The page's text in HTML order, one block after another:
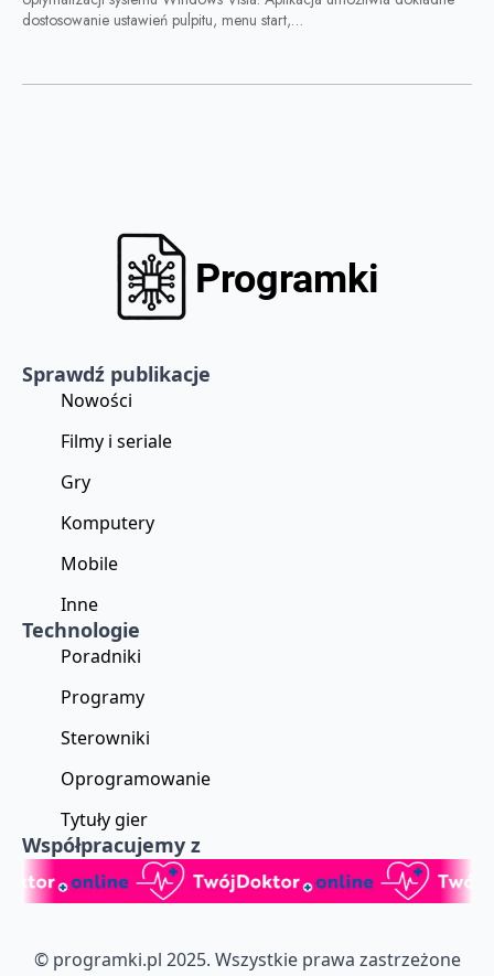
dostosowanie ustawień pulpitu, menu start,…
Sprawdź publikacje
Nowości
Filmy i seriale
Gry
Komputery
Mobile
Inne
Technologie
Poradniki
Programy
Sterowniki
Oprogramowanie
Tytuły gier
Współpracujemy z
© programki.pl 2025. Wszystkie prawa zastrzeżone